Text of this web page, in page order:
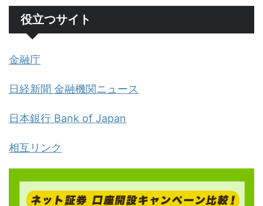
役立つサイト
金融庁
日経新聞 金融機関ニュース
日本銀行 Bank of Japan
相互リンク